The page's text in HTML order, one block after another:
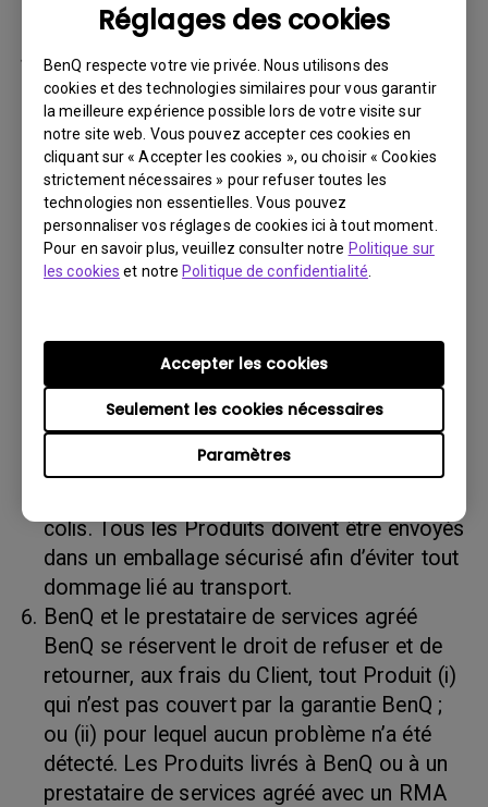
Réglages des cookies
BenQ respecte votre vie privée. Nous utilisons des
cookies et des technologies similaires pour vous garantir
la meilleure expérience possible lors de votre visite sur
notre site web. Vous pouvez accepter ces cookies en
cliquant sur « Accepter les cookies », ou choisir « Cookies
strictement nécessaires » pour refuser toutes les
technologies non essentielles. Vous pouvez
personnaliser vos réglages de cookies ici à tout moment.
Pour en savoir plus, veuillez consulter notre Politique sur
les cookies et notrePolitique de confidentialité
Paramètres
Seulement les cookies nécessaires
Accepter les cookies
par la suite.
Vous devez retourner le Produit à BenQ,
sauf indication contraire de BenQ, ou à un
prestataire de services agréé BenQ. Vous
devez prépayer les frais d’expédition, taxes
d’exportation, droits de douane et toutes
charges associées au transport du Produit
BenQ. De plus, vous êtes responsable de
l’assurance du Produit expédié et assumez
accompagnés (i) des matériaux d’expédition
et d’emballage d’origine, (ii) d’une description
du symptôme du Produit BenQ et (iii) d’une
preuve du lieu et de la date d’achat. Le
numéro RMA doit être clairement inscrit sur
colis. Tous les Produits doivent être envoyés
dans un emballage sécurisé afin d’éviter tout
dommage lié au transport.
BenQ et le prestataire de services agréé
BenQ se réservent le droit de refuser et de
retourner, aux frais du Client, tout Produit (i)
qui n’est pas couvert par la garantie BenQ ;
ou (ii) pour lequel aucun problème n’a été
détecté. Les Produits livrés à BenQ ou à un
prestataire de services agréé avec un RMA